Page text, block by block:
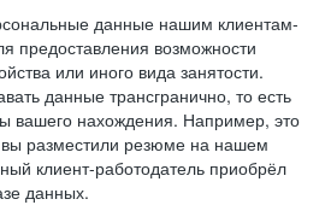
данные нашим клиентам-
предоставления возможности
или иного вида занятости.
данные трансгранично, то есть
вашего нахождения. Например, это
вы разместили резюме на нашем
клиент-работодатель приобрёл
данных.